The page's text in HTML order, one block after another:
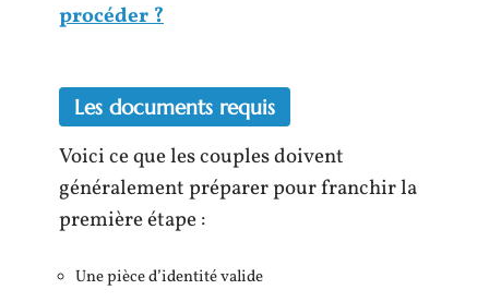
procéder ?
Les documents requis
Voici ce que les couples doivent
généralement préparer pour franchir la
première étape :
Une pièce d’identité valide